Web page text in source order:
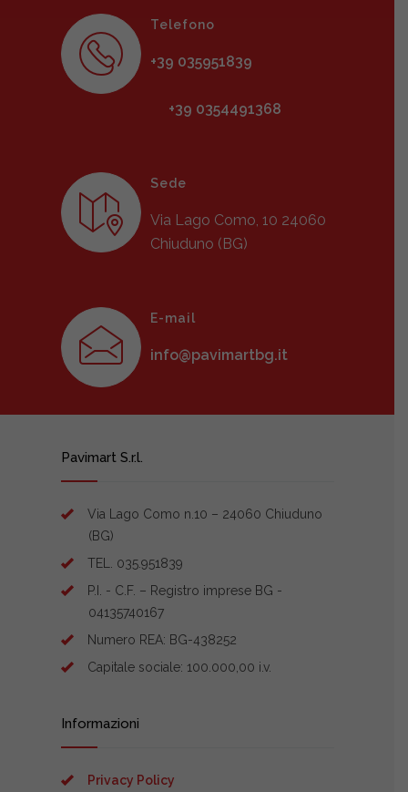
Telefono
+39 035951839
+39 0354491368
Sede
Via Lago Como, 10 24060
Chiuduno (BG)
E-mail
info@pavimartbg.it
Pavimart S.r.l.
Via Lago Como n.10 – 24060 Chiuduno
(BG)
TEL. 035.951839
P.I. - C.F. – Registro imprese BG -
04135740167
Numero REA: BG-438252
Capitale sociale: 100.000,00 i.v.
Informazioni
Privacy Policy